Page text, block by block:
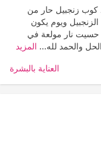
كوب زنجبيل حار من
ويوم يكون
نار مولعة في
والحمد لله... المزيد
العناية بالبشرة